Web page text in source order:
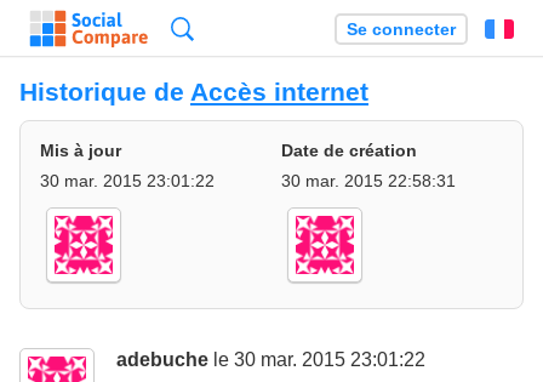
Se connecter
Historique de Accès internet
Mis à jour
30 mar. 2015 23:01:22
Date de création
30 mar. 2015 22:58:31
adebuche le 30 mar. 2015 23:01:22